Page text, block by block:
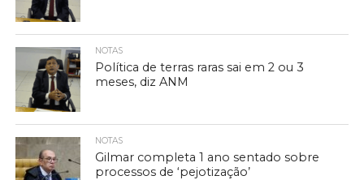
NOTAS
Política de terras raras sai em 2 ou 3
meses, diz ANM
NOTAS
Gilmar completa 1 ano sentado sobre
processos de ‘pejotização’